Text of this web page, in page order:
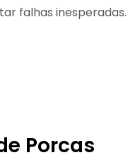
falhas inesperadas.
Porcas